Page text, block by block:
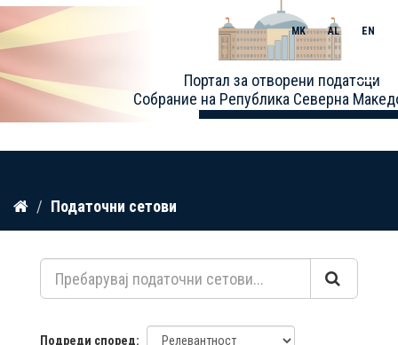
Прескокнете
содржина
Портал за отворени податоци
Собрание на Република Северна
MK AL EN
Toggle
Податочни сетови
Подреди според